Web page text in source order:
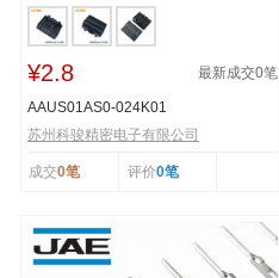
¥2.8 最新成交0笔
AAUS01AS0-024K01
苏州科骏精密电子有限公司
成交0笔 评价0笔